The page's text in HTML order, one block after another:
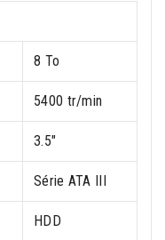
8 To
5400 tr/min
3.5"
Série ATA III
HDD